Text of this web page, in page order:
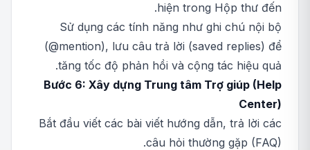
hiện trong Hộp thư đến.
Sử dụng các tính năng như ghi chú nội bộ
(@mention), lưu câu trả lời (saved replies) để
tăng tốc độ phản hồi và cộng tác hiệu quả.
Bước 6: Xây dựng Trung tâm Trợ giúp (Help
Center)
Bắt đầu viết các bài viết hướng dẫn, trả lời các
câu hỏi thường gặp (FAQ).